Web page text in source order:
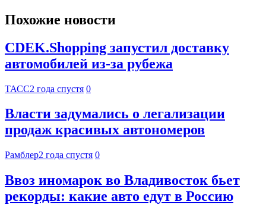
Похожие новости
CDEK.Shopping запустил доставку
автомобилей из-за рубежа
ТАСС2 года спустя 0
Власти задумались о легализации
продаж красивых автономеров
Рамблер2 года спустя 0
Ввоз иномарок во Владивосток бьет
рекорды: какие авто едут в Россию